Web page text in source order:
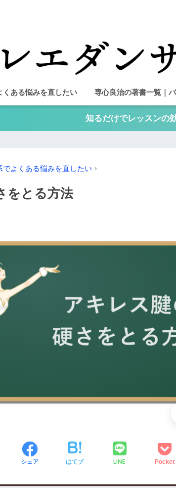
ある悩みを直したい 専心良治の著書一覧｜
知るだけでレッスンの
でよくある悩みを直したい
をとる方法
シェア はてブ LINE Pocket